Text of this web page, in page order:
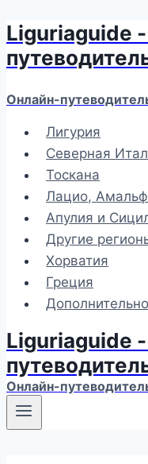
Перейти
к
содержимому
Liguriaguide
Онлайн-
Лигурия
Северная
Тоскана
Лацио,
Апулия и
Другие
Хорватия
Греция
Дополнительно
Liguriaguide
Онлайн-